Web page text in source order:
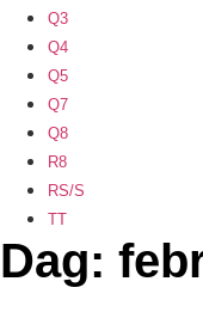
Q3
Q4
Q5
Q7
Q8
R8
RS/S
TT
Dag: